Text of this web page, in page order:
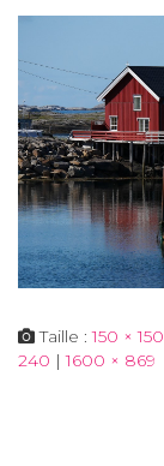
Taille :150 × 150
240 | 1600 × 869